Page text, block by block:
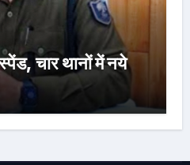
चार थानों में नये